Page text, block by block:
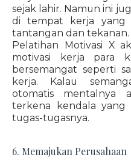
sejak lahir. Namun ini
di tempat kerja yang
tantangan dan tekanan.
Pelatihan Motivasi X
motivasi kerja para
bersemangat seperti
kerja. Kalau
otomatis mentalnya
terkena kendala yang
tugas-tugasnya.
6. Memajukan Perusahaan